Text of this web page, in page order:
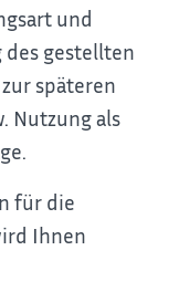
und
des gestellten
späteren
Nutzung als
für die
Ihnen